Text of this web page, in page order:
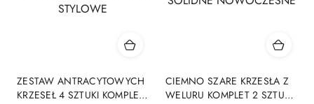
ZESTAW ANTRACYTOWYCH
KRZESEŁ 4 SZTUKI KOMPLET
CIEMNO SZARE KRZESŁA Z
WELURU KOMPLET 2 SZTUKI